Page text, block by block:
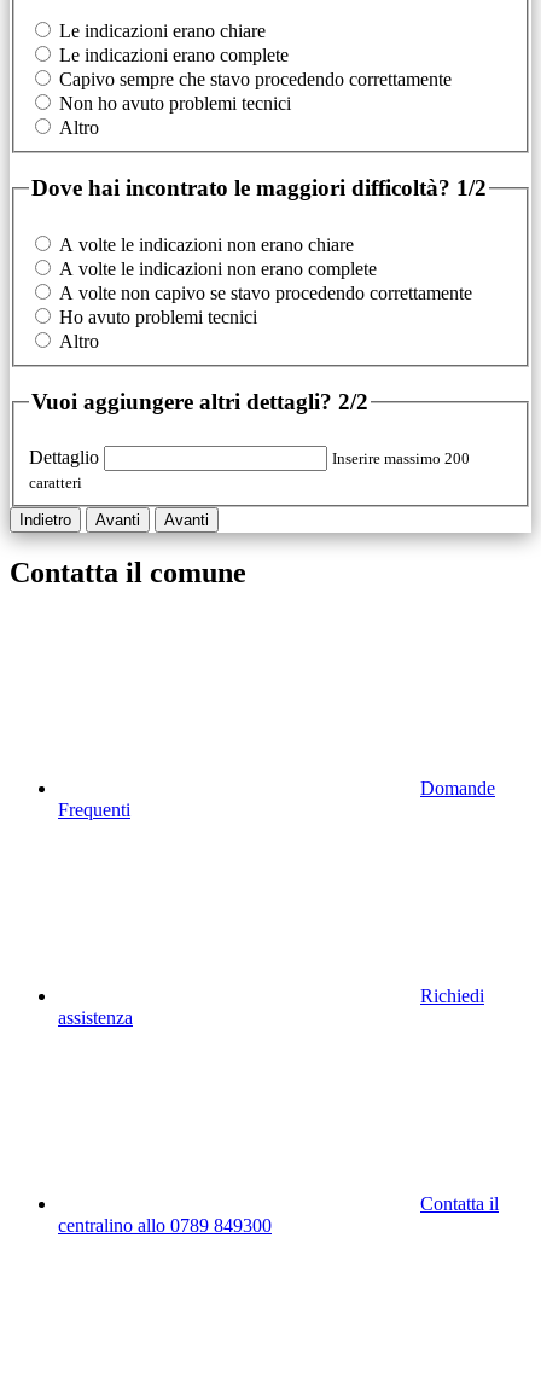
Le indicazioni erano chiare
Le indicazioni erano complete
Capivo sempre che stavo procedendo correttamente
Non ho avuto problemi tecnici
Altro
Dove hai incontrato le maggiori difficoltà? 1/2
A volte le indicazioni non erano chiare
A volte le indicazioni non erano complete
A volte non capivo se stavo procedendo correttamente
Ho avuto problemi tecnici
Altro
Vuoi aggiungere altri dettagli? 2/2
Dettaglio
Inserire massimo 200
caratteri
Indietro Avanti Avanti
Contatta il comune
Domande
Frequenti
Richiedi
assistenza
Contatta il
centralino allo 0789 849300